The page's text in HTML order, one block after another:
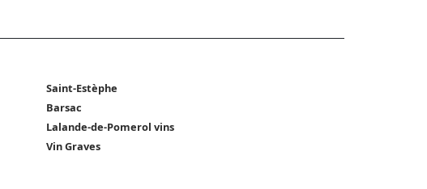
Saint-Estèphe
Barsac
Lalande-de-Pomerol vins
Vin Graves